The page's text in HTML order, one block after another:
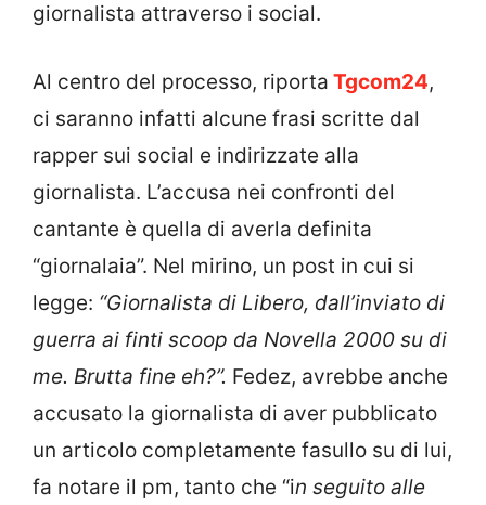
giornalista attraverso i social.
Al centro del processo, riporta Tgcom24,
ci saranno infatti alcune frasi scritte dal
rapper sui social e indirizzate alla
giornalista. L’accusa nei confronti del
cantante è quella di averla definita
“giornalaia”. Nel mirino, un post in cui si
legge: “Giornalista di Libero, dall’inviato di
guerra ai finti scoop da Novella 2000 su di
me. Brutta fine eh?”. Fedez, avrebbe anche
accusato la giornalista di aver pubblicato
un articolo completamente fasullo su di lui,
fa notare il pm, tanto che “in seguito alle